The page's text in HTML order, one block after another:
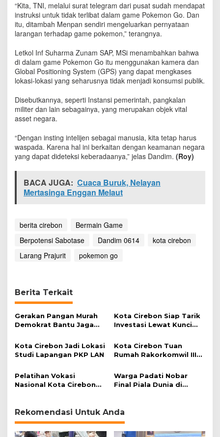
a
n
d
i
0
6
1
4
o
t
a
r
e
b
n
L
a
n
g
P
e
r
a
i
a
m
"
P
o
k
“Kita, TNI, melalui surat telegram dari pusat sudah mendapat
instruksi untuk tidak terlibat dalam game Pokemon Go. Dan
itu, ditambah Menpan sendiri mengeluarkan pernyataan
larangan terhadap game pokemon,” terangnya.
Letkol Inf Suharma Zunam SAP, MSi menambahkan bahwa
di dalam game Pokemon Go itu menggunakan kamera dan
Global Positioning System (GPS) yang dapat mengkases
lokasi-lokasi yang seharusnya tidak menjadi konsumsi publik.
Disebutkannya, seperti Instansi pemerintah, pangkalan
militer dan lain sebagainya, yang merupakan objek vital
asset negara.
“Dengan insting intelijen sebagai manusia, kita tetap harus
waspada. Karena hal ini berkaitan dengan keamanan negara
yang dapat dideteksi keberadaanya,” jelas Dandim. (Roy)
BACA JUGA: Cuaca Buruk, Nelayan
Mertasinga Enggan Melaut
berita cirebon
Bermain Game
Berpotensi Sabotase
Dandim 0614
kota cirebon
Larang Prajurit
pokemon go
Berita Terkait
Gerakan Pangan Murah
Demokrat Bantu Jaga
Kota Cirebon Siap Tarik
Investasi Lewat Kunci
Kota Cirebon Jadi Lokasi
Studi Lapangan PKP LAN
Kota Cirebon Tuan
Rumah Rakorkomwil III
Pelatihan Vokasi
Nasional Kota Cirebon
Warga Padati Nobar
Final Piala Dunia di
Rekomendasi Untuk Anda